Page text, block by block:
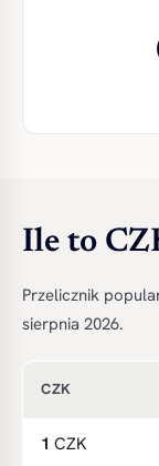
Ile to
Przelicznik
sierpnia 2026.
CZK
1 CZK